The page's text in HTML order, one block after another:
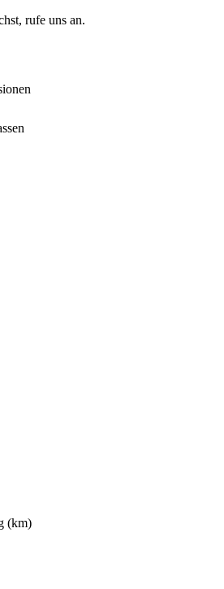
rufe uns an.
(km)